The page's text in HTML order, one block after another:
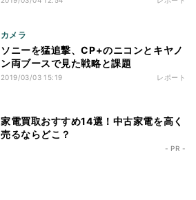
カメラ
ソニーを猛追撃、CP+のニコンとキヤノ
ン両ブースで見た戦略と課題
2019/03/03 15:19 レポート
家電買取おすすめ14選！中古家電を高く
売るならどこ？
- PR -